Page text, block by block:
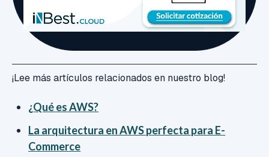
¡Lee más artículos relacionados en nuestro blog!
¿Qué es AWS?
La arquitectura en AWS perfecta para E-
Commerce